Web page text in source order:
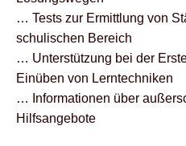
… Tests zur Ermittlung von
schulischen Bereich
… Unterstützung bei der
Einüben von Lerntechniken
… Informationen über
Hilfsangebote